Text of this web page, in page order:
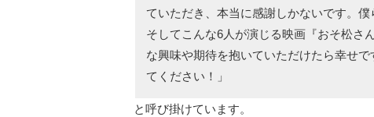
ていただき、本当に感謝しかないです。
そしてこんな6人が演じる映画『おそ松さ
な興味や期待を抱いていただけたら幸せ
てください！」
と呼び掛けています。